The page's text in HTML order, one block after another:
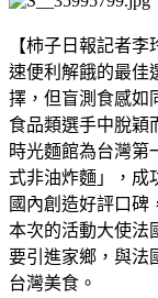
【柿子日報記者
速便利解餓的最佳
擇，但盲測食感如
食品類選手中脫穎
時光麵館為台灣第
式非油炸麵」，成
國內創造好評口碑
本次的活動大使法
要引進家鄉，與法
台灣美食。